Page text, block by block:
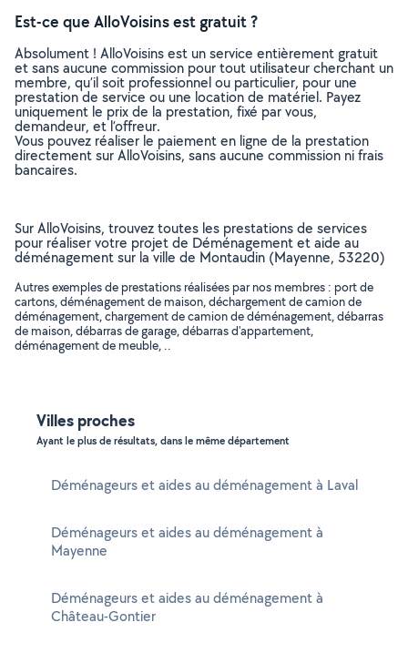
Est-ce que AlloVoisins est gratuit ?
Absolument ! AlloVoisins est un service entièrement gratuit
et sans aucune commission pour tout utilisateur cherchant un
membre, qu’il soit professionnel ou particulier, pour une
prestation de service ou une location de matériel. Payez
uniquement le prix de la prestation, fixé par vous,
demandeur, et l’offreur.
Vous pouvez réaliser le paiement en ligne de la prestation
directement sur AlloVoisins, sans aucune commission ni frais
bancaires.
Sur AlloVoisins, trouvez toutes les prestations de services
pour réaliser votre projet de Déménagement et aide au
déménagement sur la ville de Montaudin (Mayenne, 53220)
Autres exemples de prestations réalisées par nos membres : port de
cartons, déménagement de maison, déchargement de camion de
déménagement, chargement de camion de déménagement, débarras
de maison, débarras de garage, débarras d'appartement,
déménagement de meuble, ..
Villes proches
Ayant le plus de résultats, dans le même département
Déménageurs et aides au déménagement à Laval
Déménageurs et aides au déménagement à
Mayenne
Déménageurs et aides au déménagement à
Château-Gontier